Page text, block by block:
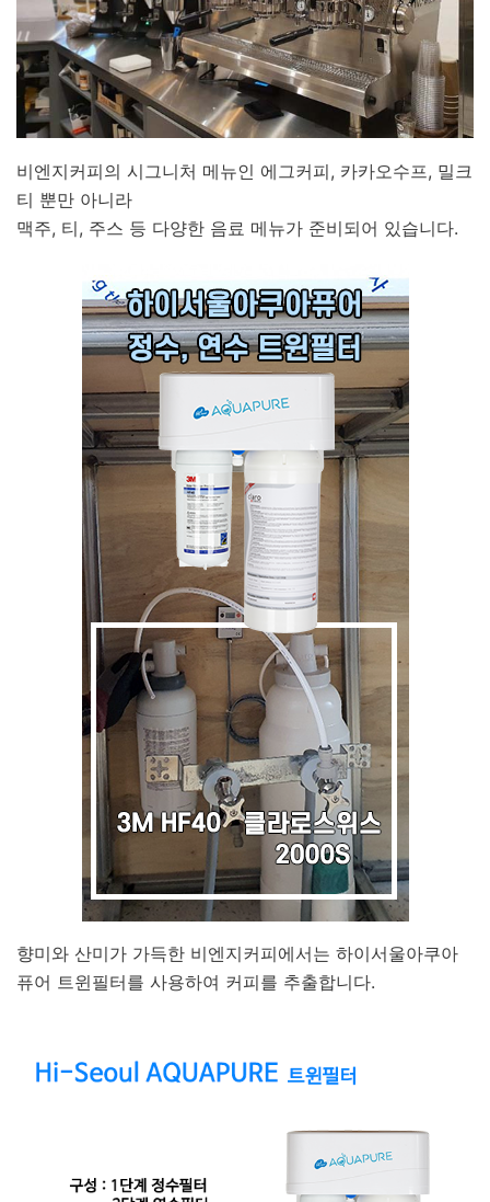
비엔지커피의 시그니처 메뉴인 에그커피, 카카오수프, 밀크
티 뿐만 아니라
맥주, 티, 주스 등 다양한 음료 메뉴가 준비되어 있습니다.
향미와 산미가 가득한 비엔지커피에서는 하이서울아쿠아
퓨어 트윈필터를 사용하여 커피를 추출합니다.